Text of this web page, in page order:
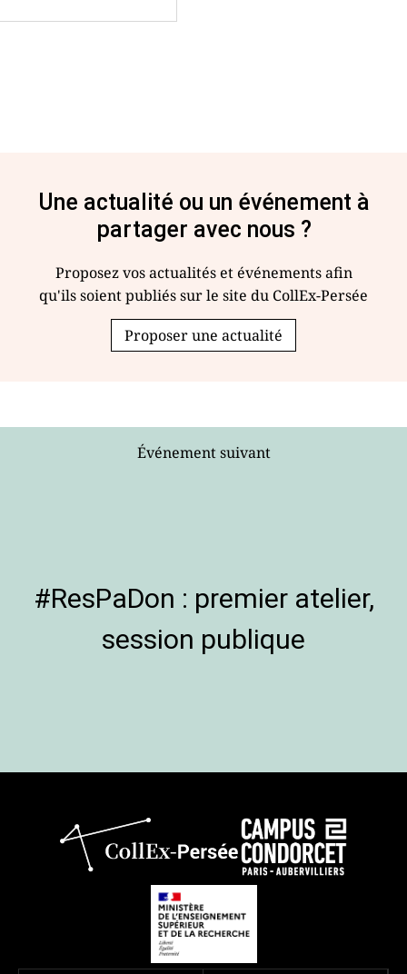
Une actualité ou un événement à
partager avec nous ?
Proposez vos actualités et événements afin
qu'ils soient publiés sur le site du CollEx-Persée
Proposer une actualité
Événement suivant
#ResPaDon : premier atelier,
session publique